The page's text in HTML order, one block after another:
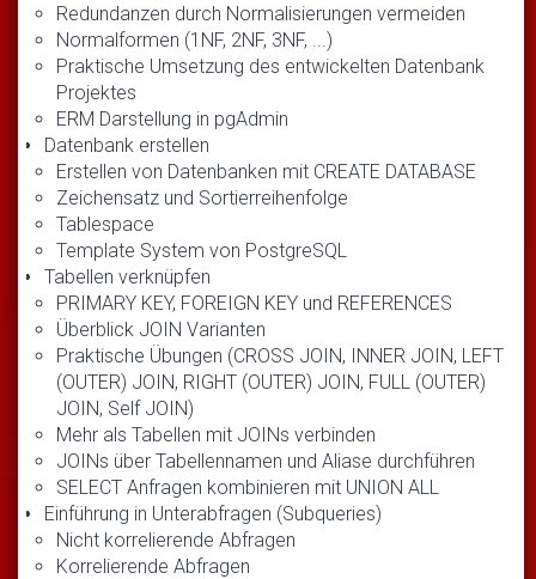
Redundanzen durch Normalisierungen vermeiden
Normalformen (1NF, 2NF, 3NF, ...)
Praktische Umsetzung des entwickelten Datenbank
Projektes
ERM Darstellung in pgAdmin
Datenbank erstellen
Erstellen von Datenbanken mit CREATE DATABASE
Zeichensatz und Sortierreihenfolge
Tablespace
Template System von PostgreSQL
Tabellen verknüpfen
PRIMARY KEY, FOREIGN KEY und REFERENCES
Überblick JOIN Varianten
Praktische Übungen (CROSS JOIN, INNER JOIN, LEFT
(OUTER) JOIN, RIGHT (OUTER) JOIN, FULL (OUTER)
JOIN, Self JOIN)
Mehr als Tabellen mit JOINs verbinden
JOINs über Tabellennamen und Aliase durchführen
SELECT Anfragen kombinieren mit UNION ALL
Einführung in Unterabfragen (Subqueries)
Nicht korrelierende Abfragen
Korrelierende Abfragen